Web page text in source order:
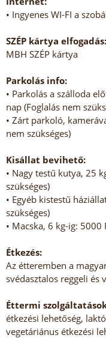
• Ingyenes WI-FI a
SZÉP kártya elfogadás:
MBH SZÉP kártya
Parkolás info:
• Parkolás a szálloda
nap (Foglalás nem
• Zárt parkoló,
nem szükséges)
Kisállat bevihető:
• Nagy testű kutya, 25
szükséges)
• Egyéb kistestű
szükséges)
• Macska, 6 kg-ig:
Étkezés:
Az étteremben a
svédasztalos reggeli és
Éttermi
étkezési lehetőség,
vegetáriánus étkezési